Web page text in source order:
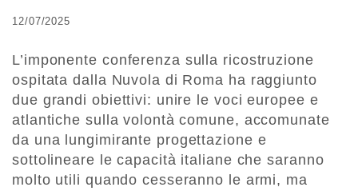
12/07/2025
L’imponente conferenza sulla ricostruzione
ospitata dalla Nuvola di Roma ha raggiunto
due grandi obiettivi: unire le voci europee e
atlantiche sulla volontà comune, accomunate
da una lungimirante progettazione e
sottolineare le capacità italiane che saranno
molto utili quando cesseranno le armi, ma